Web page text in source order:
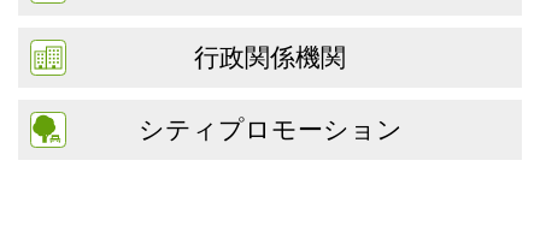
行政関係機関
シティプロモーション